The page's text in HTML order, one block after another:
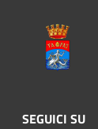
SEGUICI SU